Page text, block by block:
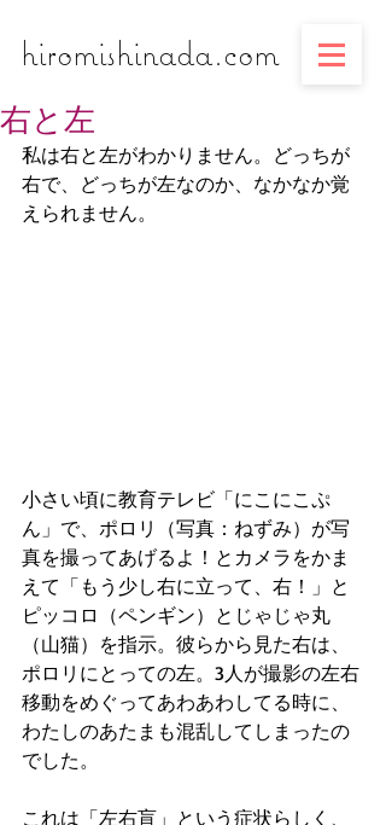
​​​​​​​hiromishinada.com
右と左
私は右と左がわかりません。どっちが
右で、どっちが左なのか、なかなか覚
えられません。
小さい頃に教育テレビ「にこにこぷ
ん」で、ポロリ（写真：ねずみ）が写
真を撮ってあげるよ！とカメラをかま
えて「もう少し右に立って、右！」と
ピッコロ（ペンギン）とじゃじゃ丸
（山猫）を指示。彼らから見た右は、
ポロリにとっての左。3人が撮影の左右
移動をめぐってあわあわしてる時に、
わたしのあたまも混乱してしまったの
でした。
これは「左右盲」という症状らしく、